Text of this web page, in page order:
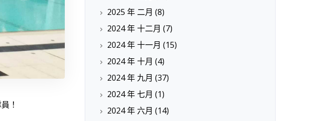
！
2025 年 二月 (8)
2024 年 十二月 (7)
2024 年 十一月 (15)
2024 年 十月 (4)
2024 年 九月 (37)
2024 年 七月 (1)
2024 年 六月 (14)